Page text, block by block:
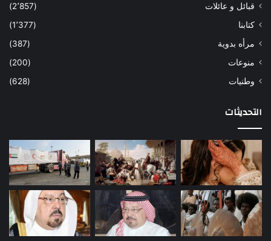
قبائل و عائلات
(2٬857)
كتابنا
(1٬377)
مرأه بدوية
(387)
منوعات
(200)
وطنيات
(628)
التحديثات